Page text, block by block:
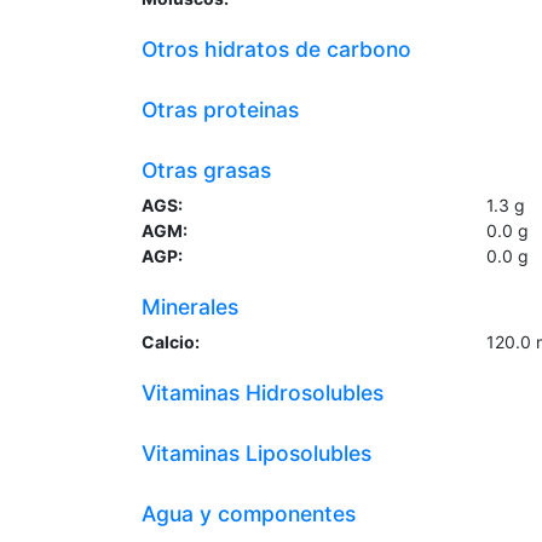
Otros hidratos de carbono
Otras proteinas
Otras grasas
AGS: 1.3 g
AGM:
0.0 g
AGP:
0.0 g
Minerales
Calcio: 120.0
Vitaminas Hidrosolubles
Vitaminas Liposolubles
Agua y componentes